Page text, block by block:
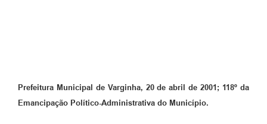
Prefeitura Municipal de Varginha, 20 de abril de 2001; 118º da
Emancipação Político-Administrativa do Município.